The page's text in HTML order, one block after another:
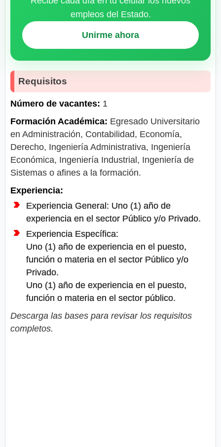
empleos del Estado.
Unirme ahora
Requisitos
Número de vacantes: 1
Formación Académica: Egresado Universitario
en Administración, Contabilidad, Economía,
Derecho, Ingeniería Administrativa, Ingeniería
Económica, Ingeniería Industrial, Ingeniería de
Sistemas o afines a la formación.
Experiencia:
Experiencia General: Uno (1) año de
experiencia en el sector Público y/o Privado.
Experiencia Específica:
Uno (1) año de experiencia en el puesto,
función o materia en el sector Público y/o
Privado.
Uno (1) año de experiencia en el puesto,
función o materia en el sector público.
Descarga las bases para revisar los requisitos
completos.